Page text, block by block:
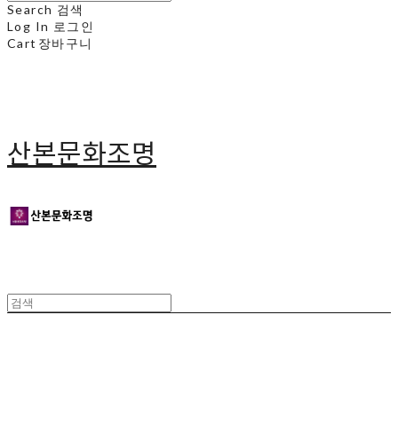
Search 검색
Log In 로그인
Cart 장바구니
산본문화조명